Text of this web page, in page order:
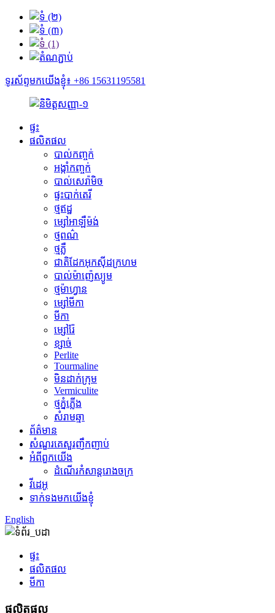
ទូរស័ព្ទមកយើងខ្ញុំ៖ +86 15631195581
ផ្ទះ
ផលិតផល
បាល់កញ្ចក់
អង្កាំកញ្ចក់
បាល់សេរ៉ាមិច
ផ្ទះបាក់តេរី
ថ្មឥដ្ឋ
ម្សៅអាឡឺម៉ង់
ថ្មពណ៌
ថ្មភ្លឺ
ជាតិដែកអុកស៊ីដក្រហម
បាល់ម៉ាញ៉េស្យូម
ថ្មម៉ាហ្វាន
ម្សៅមីកា
មីកា
ម្សៅរ៉ែ
ខ្សាច់
Perlite
Tourmaline
មិន​ដាក់​ក្រុម
Vermiculite
ថ្មភ្នំភ្លើង
សំរាមឆ្មា
ព័ត៌មាន
សំណួរគេសួរញឹកញាប់
អំពីពួកយើង
ដំណើរកំសាន្តរោងចក្រ
វីដេអូ
ទាក់ទងមកយើងខ្ញុំ
English
ផ្ទះ
ផលិតផល
មីកា
ផលិតផល